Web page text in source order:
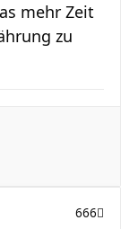
mehr Zeit
zu
666